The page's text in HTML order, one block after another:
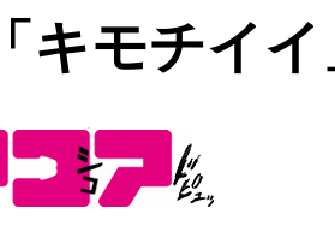
キモチイ